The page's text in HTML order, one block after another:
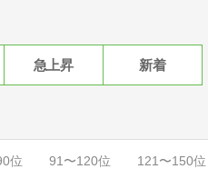
急上昇 新着
位 91〜120位 121〜150位